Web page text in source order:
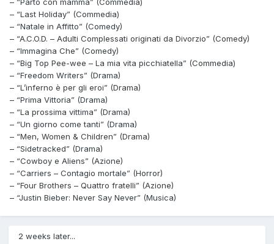
– “Parto con mamma” (Commedia)
– “Last Holiday” (Commedia)
– “Natale in Affitto” (Comedy)
– “A.C.O.D. – Adulti Complessati originati da Divorzio” (Comedy)
– “Immagina Che” (Comedy)
– “Big Top Pee-wee – La mia vita picchiatella” (Commedia)
– “Freedom Writers” (Drama)
– “L’inferno è per gli eroi” (Drama)
– “Prima Vittoria” (Drama)
– “La prossima vittima” (Drama)
– “Un giorno come tanti” (Drama)
– “Men, Women & Children” (Drama)
– “Sidetracked” (Drama)
– “Cowboy e Aliens” (Azione)
– “Carriers – Contagio mortale” (Horror)
– “Four Brothers – Quattro fratelli” (Azione)
– “Justin Bieber: Never Say Never” (Musica)
2 weeks later...